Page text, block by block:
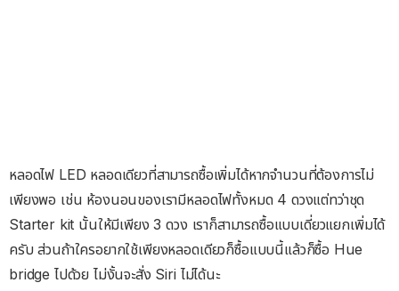
หลอดไฟ LED หลอดเดียวที่สามารถซื้อเพิ่มได้หากจำนวนที่ต้องการไม่
เพียงพอ เช่น ห้องนอนของเรามีหลอดไฟทั้งหมด 4 ดวงแต่ทว่าชุด
Starter kit นั้นให้มีเพียง 3 ดวง เราก็สามารถซื้อแบบเดี่ยวแยกเพิ่มได้
ครับ ส่วนถ้าใครอยากใช้เพียงหลอดเดียวก็ซื้อแบบนี้แล้วก็ซื้อ Hue
bridge ไปด้วย ไม่งั้นจะสั่ง Siri ไม่ได้นะ